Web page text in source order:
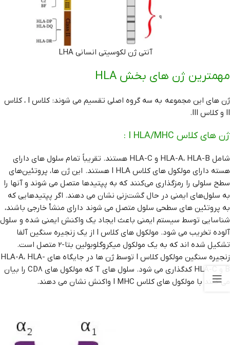
آنتی ژن لکوسیتی انسانی LHA
مهمترین ژن های بخش HLA
ژن های این مجموعه به سه گروه اصلی تقسیم می شوند: کلاس I ، کلاس
II و کلاس III.
ژن های کلاس I HLA/MHC :
شامل HLA-A، HLA-B و HLA-C هستند. تقریباً تمام سلول های دارای
هسته دارای مولکول های کلاس I HLA هستند. این‌ ژن ها، پروتئین‌های
سطح سلولی را رمزگذاری می‌کنند که به پپتیدها متصل می شوند و آنها را
به سلول‌های ایمنی در حال گشت‌زنی نشان می دهند. اگر پپتیدهایی که
به پروتئین های سطحی سلول متصل می شوند دارای منشأ خارجی باشند،
شناسایی توسط سیستم ایمنی باعث ایجاد یک واکنش ایمنی شده و سلول
آلوده تخریب می شود. مولکول های کلاس I از یک زنجیره سنگین آلفا
تشکیل شده اند که به یک مولکول میکروگلوبولین بتا-2 متصل است.
زنجیره سنگین مولکول کلاس I توسط ژن ها در جایگاه های HLA-A، HLA-
B و HLA-C کدگذاری می شود. سلول های T که مولکول های CD8 را بیان
می کنند با مولکول های کلاس I MHC واکنش نشان می دهند.